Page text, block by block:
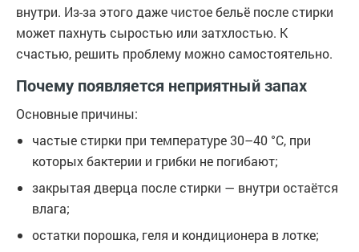
внутри. Из-за этого даже чистое бельё после стирки
может пахнуть сыростью или затхлостью. К
счастью, решить проблему можно самостоятельно.
Почему появляется неприятный запах
Основные причины:
частые стирки при температуре 30–40 °C, при
которых бактерии и грибки не погибают;
закрытая дверца после стирки — внутри остаётся
влага;
остатки порошка, геля и кондиционера в лотке;